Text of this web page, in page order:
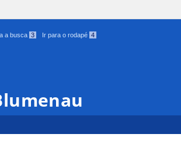
a busca 3 Ir para o rodapé 4